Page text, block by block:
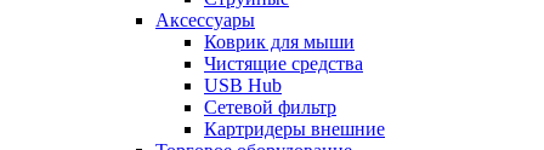
Аксессуары
Коврик для мыши
Чистящие средства
USB Hub
Сетевой фильтр
Картридеры внешние